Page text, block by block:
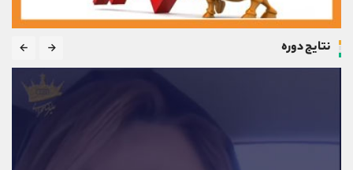
نتایج دوره